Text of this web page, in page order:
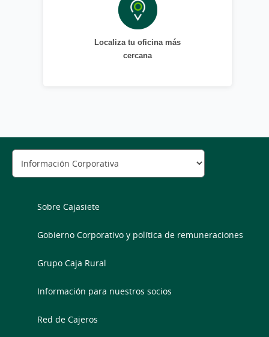
Localiza tu oficina más
cercana
Sobre Cajasiete
Gobierno Corporativo y política de remuneraciones
Grupo Caja Rural
Información para nuestros socios
Red de Cajeros